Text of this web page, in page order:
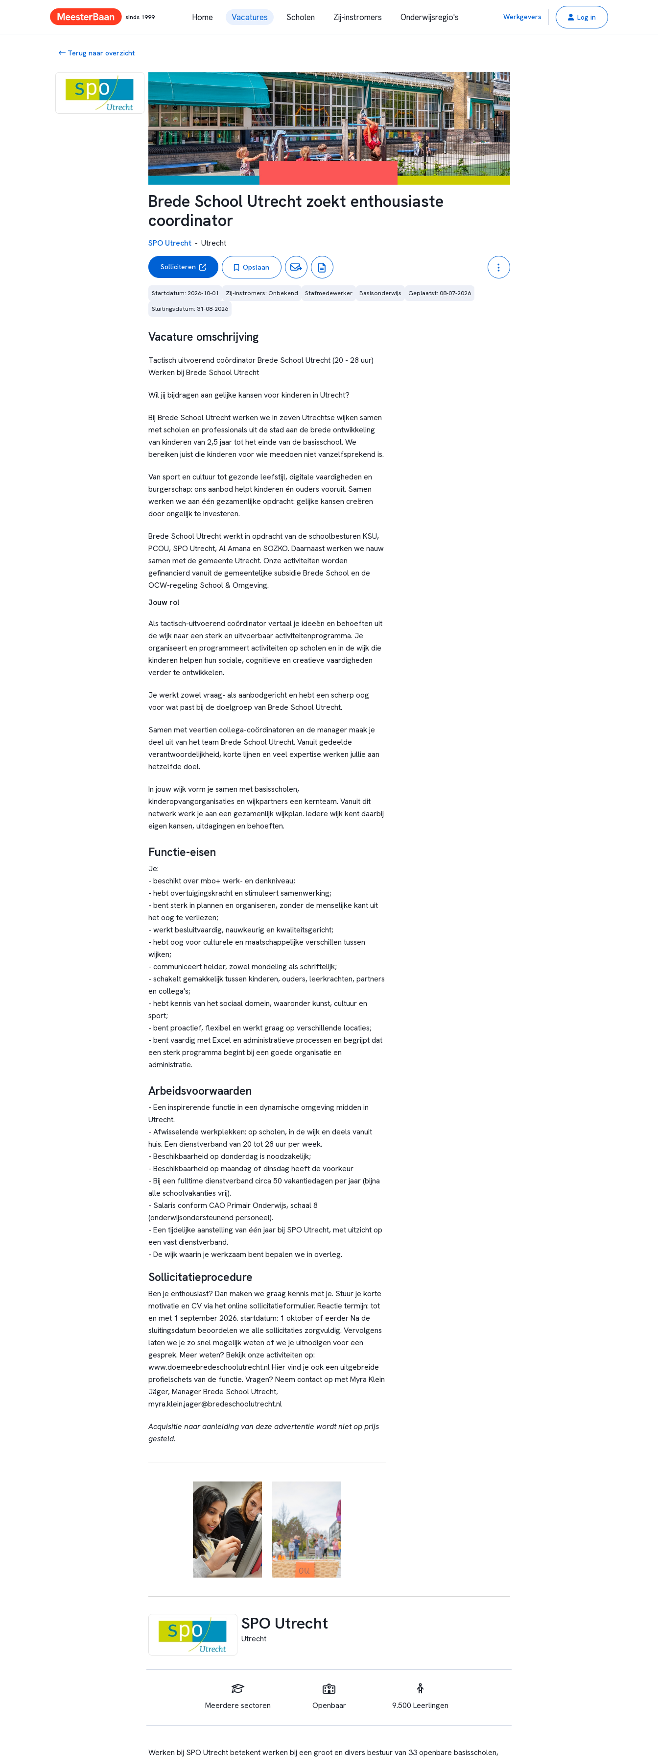
sinds 1999 Home Vacatures Scholen Zij-instromers Onderwijsregio's Werkgevers Log in
Terug naar overzicht
Brede School Utrecht zoekt enthousiaste
coordinator
SPO Utrecht - Utrecht
Solliciteren Opslaan
Startdatum: 2026-10-01 Zij-instromers: Onbekend Stafmedewerker Basisonderwijs
Geplaatst: 08-07-2026
Sluitingsdatum: 31-08-2026
Vacature omschrijving
Tactisch uitvoerend coördinator Brede School Utrecht (20 - 28 uur)
Werken bij Brede School Utrecht
Wil jij bijdragen aan gelijke kansen voor kinderen in Utrecht?
Bij Brede School Utrecht werken we in zeven Utrechtse wijken samen
met scholen en professionals uit de stad aan de brede ontwikkeling
van kinderen van 2,5 jaar tot het einde van de basisschool. We
bereiken juist die kinderen voor wie meedoen niet vanzelfsprekend is.
Van sport en cultuur tot gezonde leefstijl, digitale vaardigheden en
burgerschap: ons aanbod helpt kinderen én ouders vooruit. Samen
werken we aan één gezamenlijke opdracht: gelijke kansen creëren
door ongelijk te investeren.
Brede School Utrecht werkt in opdracht van de schoolbesturen KSU,
PCOU, SPO Utrecht, Al Amana en SOZKO. Daarnaast werken we nauw
samen met de gemeente Utrecht. Onze activiteiten worden
gefinancierd vanuit de gemeentelijke subsidie Brede School en de
OCW-regeling School & Omgeving.
Jouw rol
Als tactisch-uitvoerend coördinator vertaal je ideeën en behoeften uit
de wijk naar een sterk en uitvoerbaar activiteitenprogramma. Je
organiseert en programmeert activiteiten op scholen en in de wijk die
kinderen helpen hun sociale, cognitieve en creatieve vaardigheden
verder te ontwikkelen.
Je werkt zowel vraag- als aanbodgericht en hebt een scherp oog
voor wat past bij de doelgroep van Brede School Utrecht.
Samen met veertien collega-coördinatoren en de manager maak je
deel uit van het team Brede School Utrecht. Vanuit gedeelde
verantwoordelijkheid, korte lijnen en veel expertise werken jullie aan
hetzelfde doel.
In jouw wijk vorm je samen met basisscholen,
kinderopvangorganisaties en wijkpartners een kernteam. Vanuit dit
netwerk werk je aan een gezamenlijk wijkplan. Iedere wijk kent daarbij
eigen kansen, uitdagingen en behoeften.
Functie-eisen
Je:
- beschikt over mbo+ werk- en denkniveau;
- hebt overtuigingskracht en stimuleert samenwerking;
- bent sterk in plannen en organiseren, zonder de menselijke kant uit
het oog te verliezen;
- werkt besluitvaardig, nauwkeurig en kwaliteitsgericht;
- hebt oog voor culturele en maatschappelijke verschillen tussen
wijken;
- communiceert helder, zowel mondeling als schriftelijk;
- schakelt gemakkelijk tussen kinderen, ouders, leerkrachten, partners
en collega's;
- hebt kennis van het sociaal domein, waaronder kunst, cultuur en
sport;
- bent proactief, flexibel en werkt graag op verschillende locaties;
- bent vaardig met Excel en administratieve processen en begrijpt dat
een sterk programma begint bij een goede organisatie en
administratie.
Arbeidsvoorwaarden
- Een inspirerende functie in een dynamische omgeving midden in
Utrecht.
- Afwisselende werkplekken: op scholen, in de wijk en deels vanuit
huis. Een dienstverband van 20 tot 28 uur per week.
- Beschikbaarheid op donderdag is noodzakelijk;
- Beschikbaarheid op maandag of dinsdag heeft de voorkeur
- Bij een fulltime dienstverband circa 50 vakantiedagen per jaar (bijna
alle schoolvakanties vrij).
- Salaris conform CAO Primair Onderwijs, schaal 8
(onderwijsondersteunend personeel).
- Een tijdelijke aanstelling van één jaar bij SPO Utrecht, met uitzicht op
een vast dienstverband.
- De wijk waarin je werkzaam bent bepalen we in overleg.
Sollicitatieprocedure
Ben je enthousiast? Dan maken we graag kennis met je. Stuur je korte
motivatie en CV via het online sollicitatieformulier. Reactie termijn: tot
en met 1 september 2026. startdatum: 1 oktober of eerder Na de
sluitingsdatum beoordelen we alle sollicitaties zorgvuldig. Vervolgens
laten we je zo snel mogelijk weten of we je uitnodigen voor een
gesprek. Meer weten? Bekijk onze activiteiten op:
www.doemeebredeschoolutrecht.nl Hier vind je ook een uitgebreide
profielschets van de functie. Vragen? Neem contact op met Myra Klein
Jäger, Manager Brede School Utrecht,
myra.klein.jager@bredeschoolutrecht.nl
Acquisitie naar aanleiding van deze advertentie wordt niet op prijs
gesteld.
SPO Utrecht
Utrecht
Meerdere sectoren Openbaar 9.500 Leerlingen
Werken bij SPO Utrecht betekent werken bij een groot en divers bestuur van 33 openbare basisscholen,